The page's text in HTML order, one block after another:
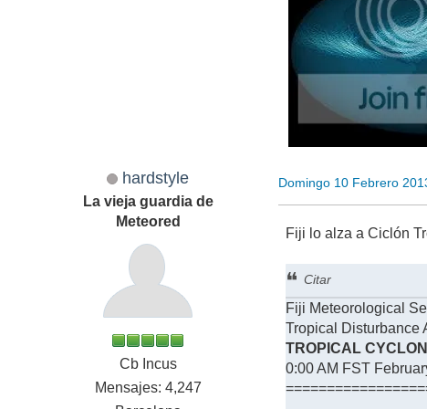
hardstyle
La vieja guardia de
Meteored
Cb Incus
Mensajes: 4,247
Domingo 10 Febrero
Fiji lo alza a Ciclón
Citar
Fiji Meteorological
Tropical Disturbance
TROPICAL
0:00 AM FST